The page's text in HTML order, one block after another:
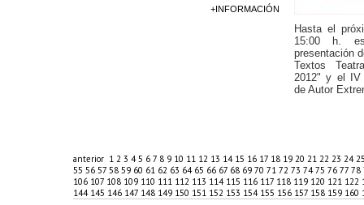
+INFORMACIÓN
Hasta el
15:00 h.
presentación
Textos
2012" y el IV
de Autor
anterior 1 2 3 45 6 7 8 9 10 11 12 13 14 15 16 17 18 19 20 21 22 23 24
55 56 57 58 59 60 61 62 63 64 65 66 67 68 69 70 71 72 73 7475 76 77 78
106 107 108 109 110 111 112 113 114 115 116 117 118 119 120 121 122
144 145 146 147 148 149 150 151 152 153 154 155 156 157 158 159 160